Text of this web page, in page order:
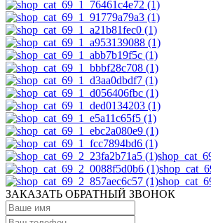
ЗАКАЗАТЬ ОБРАТНЫЙ ЗВОНОК